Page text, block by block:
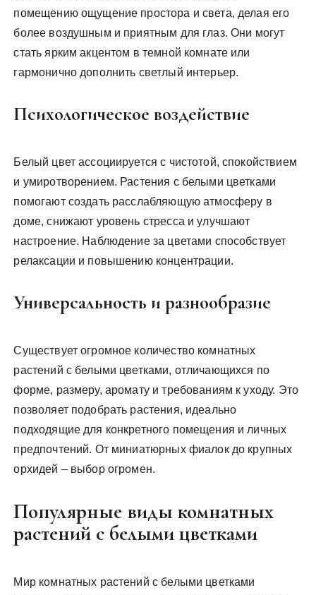
помещению ощущение простора и света, делая его
более воздушным и приятным для глаз. Они могут
стать ярким акцентом в темной комнате или
гармонично дополнить светлый интерьер.
Психологическое воздействие
Белый цвет ассоциируется с чистотой, спокойствием
и умиротворением. Растения с белыми цветками
помогают создать расслабляющую атмосферу в
доме, снижают уровень стресса и улучшают
настроение. Наблюдение за цветами способствует
релаксации и повышению концентрации.
Универсальность и разнообразие
Существует огромное количество комнатных
растений с белыми цветками, отличающихся по
форме, размеру, аромату и требованиям к уходу. Это
позволяет подобрать растения, идеально
подходящие для конкретного помещения и личных
предпочтений. От миниатюрных фиалок до крупных
орхидей – выбор огромен.
Популярные виды комнатных
растений с белыми цветками
Мир комнатных растений с белыми цветками